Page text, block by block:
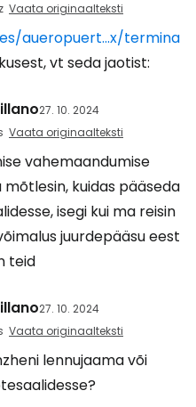
Vaata originaalteksti
aueropuert...x/termina
vt seda jaotist:
27. 10. 2024
Vaata originaalteksti
vahemaandumise
kuidas pääseda
isegi kui ma reisin
juurdepääsu eest
teid
27. 10. 2024
Vaata originaalteksti
lennujaama või